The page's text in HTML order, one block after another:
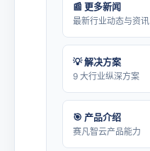
📰 更多新闻
最新行业动态与资讯
💡 解决方案
9 大行业纵深方案
🎯 产品介绍
赛凡智云产品能力